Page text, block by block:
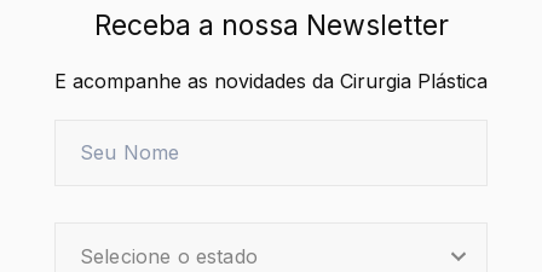
Receba a nossa Newsletter
E acompanhe as novidades da Cirurgia Plástica